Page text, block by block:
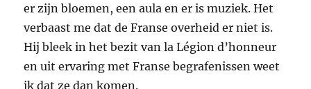
er zijn bloemen, een aula en er is muziek. Het
verbaast me dat de Franse overheid er niet is.
Hij bleek in het bezit van la Légion d’honneur
en uit ervaring met Franse begrafenissen weet
ik dat ze dan komen.